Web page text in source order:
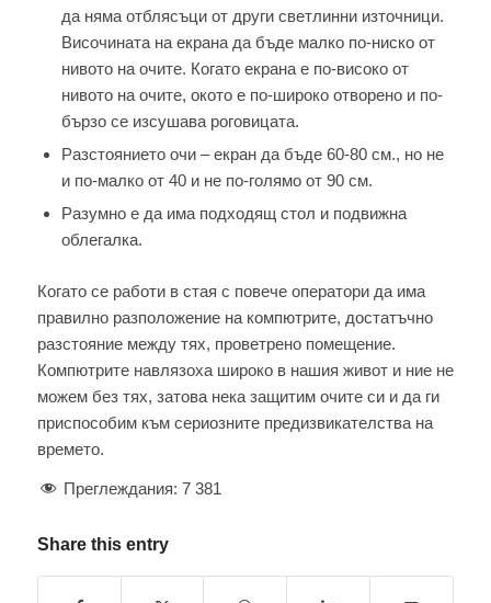
да няма отблясъци от други светлинни източници.
Височината на екрана да бъде малко по-ниско от
нивото на очите. Когато екрана е по-високо от
нивото на очите, окото е по-широко отворено и по-
бързо се изсушава роговицата.
Разстоянието очи – екран да бъде 60-80 см., но не
и по-малко от 40 и не по-голямо от 90 см.
Разумно е да има подходящ стол и подвижна
облегалка.
Когато се работи в стая с повече оператори да има
правилно разположение на компютрите, достатъчно
разстояние между тях, проветрено помещение.
Компютрите навлязоха широко в нашия живот и ние не
можем без тях, затова нека защитим очите си и да ги
приспособим към сериозните предизвикателства на
времето.
Преглеждания: 7 381
Share this entry